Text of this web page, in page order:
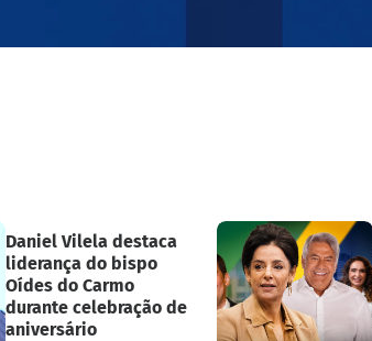
Daniel Vilela destaca
liderança do bispo
Oídes do Carmo
durante celebração de
aniversário